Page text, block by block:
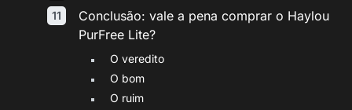
Conclusão: vale a pena comprar o Haylou
PurFree Lite?
O veredito
O bom
O ruim